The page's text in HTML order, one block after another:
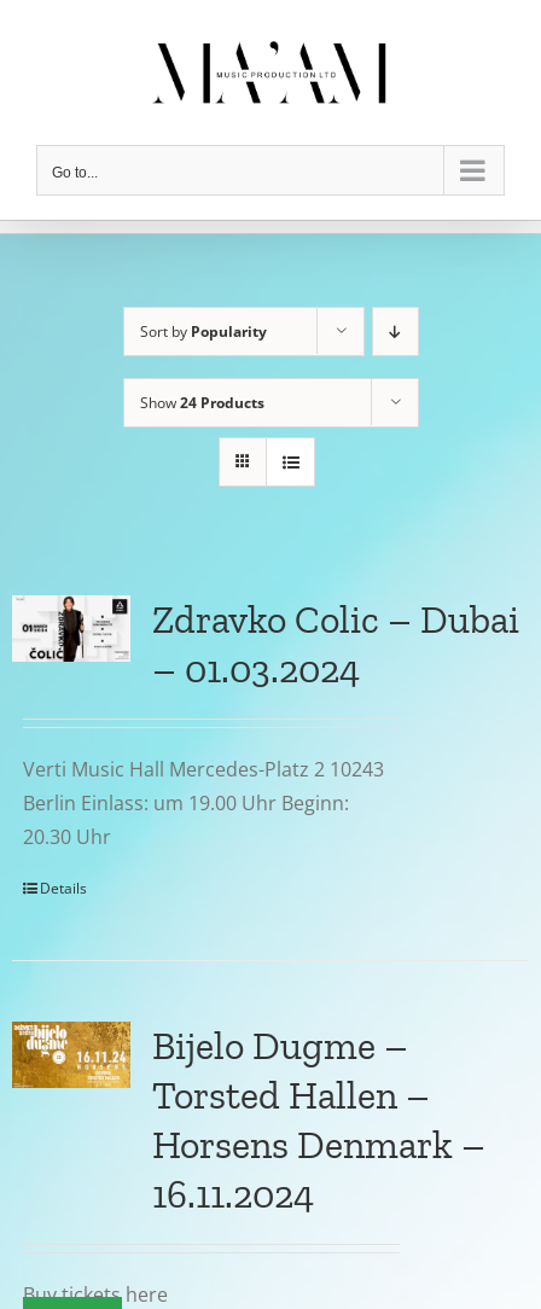
Go to...
Sort by Popularity
Show24 Products
Zdravko Colic – Dubai
– 01.03.2024
Verti Music Hall Mercedes-Platz 2 10243
Berlin Einlass: um 19.00 Uhr Beginn:
20.30 Uhr
Details
Bijelo Dugme –
Torsted Hallen –
Horsens Denmark –
16.11.2024
Buy tickets here